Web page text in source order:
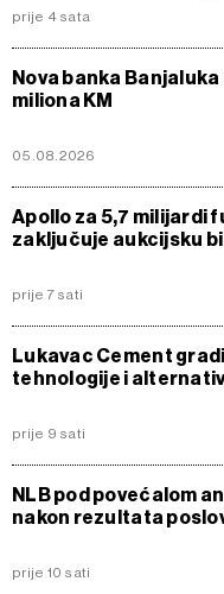
prije 4 sata
Nova banka
miliona KM
05.08.2026
Apollo za 5,7 milijardi
zaključuje aukcijsku
prije 7 sati
Lukavac Cement
tehnologije i
prije 9 sati
NLB pod povećalom
nakon rezultata
prije 10 sati